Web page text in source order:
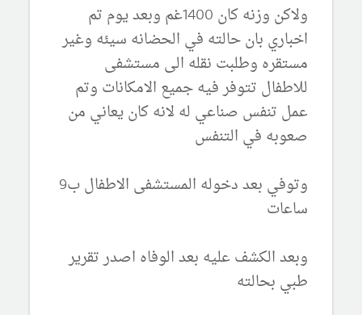
ولاكن وزنه كان 1400غم وبعد يوم تم
اخباري بان حالته في الحضانه سيئه وغير
مستقره وطلبت نقله الى مستشفى
للاطفال تتوفر فيه جميع الامكانات وتم
عمل تنفس صناعي له لانه كان يعاني من
صعوبه في التنفس
وتوفي بعد دخوله المستشفى الاطفال ب9
ساعات
وبعد الكشف عليه بعد الوفاه اصدر تقرير
طبي بحالته